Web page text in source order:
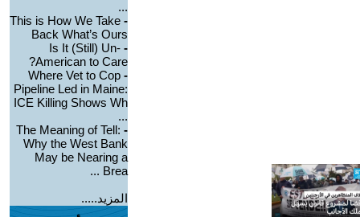
...
-
This is How We Take
Back What’s Ours
-
Is It (Still) Un-
American to Care?
-
Where Vet to Cop
Pipeline Led in Maine:
ICE Killing Shows Wh
...
-
The Meaning of Tell:
Why the West Bank
May be Nearing a
Brea ...
المزيد.....